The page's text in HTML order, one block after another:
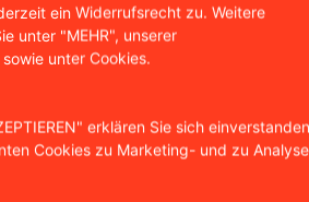
Wir sind bekannt
ein Widerrufsrecht zu. Weitere
unter "MEHR", unserer
unter Cookies.
erklären Sie sich
Cookies zu Marketing- und zu